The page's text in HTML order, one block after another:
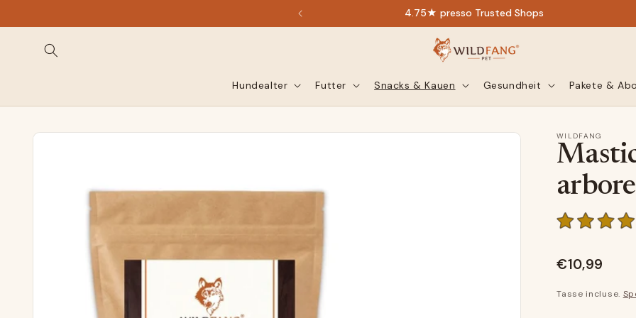
al contenuto
4.75★ presso Trusted Shops
Hundealter Futter Snacks & Kauen Gesundheit Pakete & Abo
WILDFANG
€10,99
Tasse incluse.